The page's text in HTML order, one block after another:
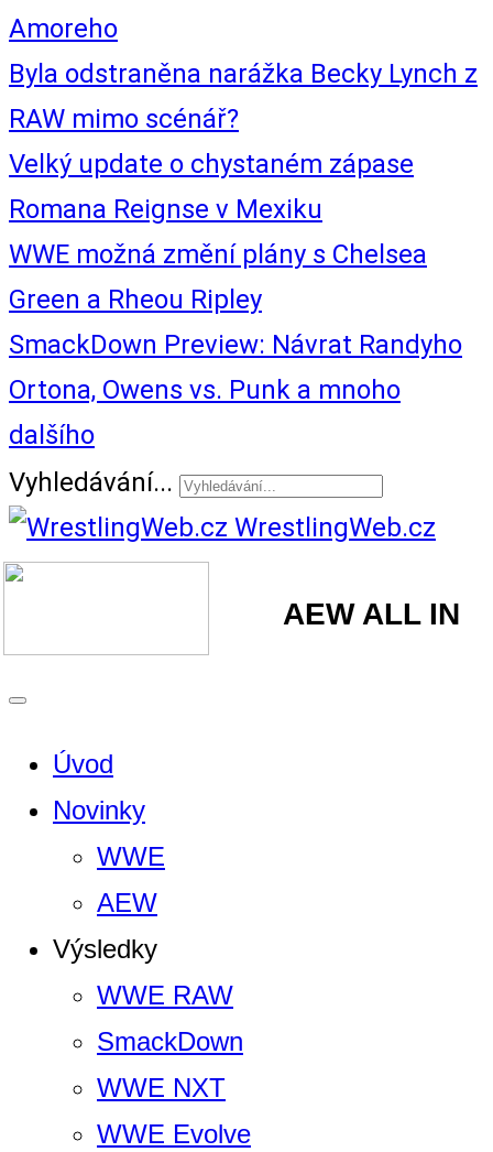
Amoreho
Byla odstraněna narážka Becky Lynch z
RAW mimo scénář?
Velký update o chystaném zápase
Romana Reignse v Mexiku
WWE možná změní plány s Chelsea
Green a Rheou Ripley
SmackDown Preview: Návrat Randyho
Ortona, Owens vs. Punk a mnoho
dalšího
Vyhledávání...
WrestlingWeb.cz
AEW ALL IN
Úvod
Novinky
WWE
AEW
Výsledky
WWE RAW
SmackDown
WWE NXT
WWE Evolve